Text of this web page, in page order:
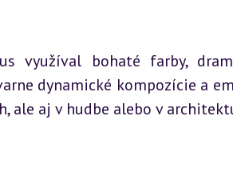
využíval bohaté farby,
dynamické kompozície a
ale aj v hudbe alebo v